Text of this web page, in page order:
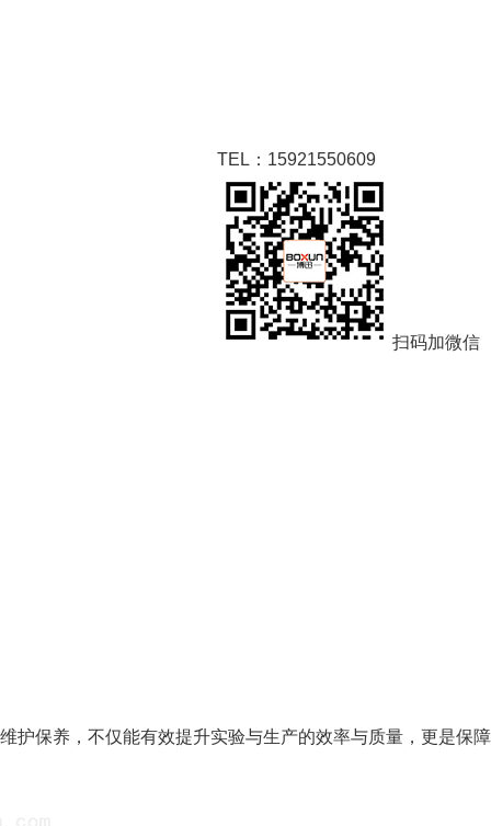
保养，不仅能有效提升实验与生产的效率与质量，更是保
TEL：15921550609
扫码加微信